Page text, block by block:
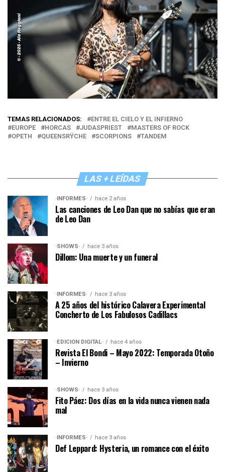
TEMAS RELACIONADOS:
ENTRE EL CIELO Y EL INFIERNO
EUROPE
HORCAS JUDASPRIEST
MASTERS OF ROCK
OPETH
QUEENSRŸCHE SCORPIONS TANDEM
LAS + LEÍDAS
·INFORMES· hace 2 años
Las canciones de Leo Dan que no sabías que eran
de Leo Dan
·SHOWS· hace 3 años
Dillom: Una muerte y un funeral
·INFORMES· hace 3 años
A 25 años del histórico Calavera Experimental
Concherto de Los Fabulosos Cadillacs
·EDICIÓN DIGITAL· hace 4 años
Revista El Bondi – Mayo 2022: Temporada Otoño
– Invierno
·SHOWS· hace 3 años
Fito Páez: Dos días en la vida nunca vienen nada
mal
·INFORMES· hace 3 años
Def Leppard: Hysteria, un romance con el éxito